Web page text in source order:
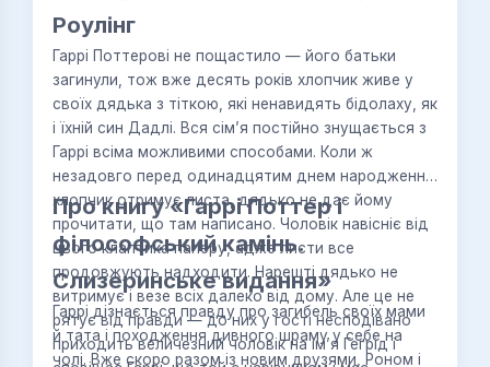
Роулінг
Гаррі Поттерові не пощастило — його батьки
загинули, тож вже десять років хлопчик живе у
своїх дядька з тіткою, які ненавидять бідолаху, як
і їхній син Дадлі. Вся сім’я постійно знущається з
Гаррі всіма можливими способами. Коли ж
незадовго перед одинадцятим днем народження
хлопчик отримує листа, дядько не дає йому
прочитати, що там написано. Чоловік навісніє від
цього клаптика паперу, адже листи все
продовжують надходити. Нарешті дядько не
витримує і везе всіх далеко від дому. Але це не
рятує від правди — до них у гості несподівано
приходить величезний чоловік на ім’я Геґрід і
Про книгу «Гаррі Поттер і
філософський камінь.
Слизеринське видання»
Гаррі дізнається правду про загибель своїх мами
й тата і походження дивного шраму у себе на
чолі. Вже скоро разом із новим друзями, Роном і